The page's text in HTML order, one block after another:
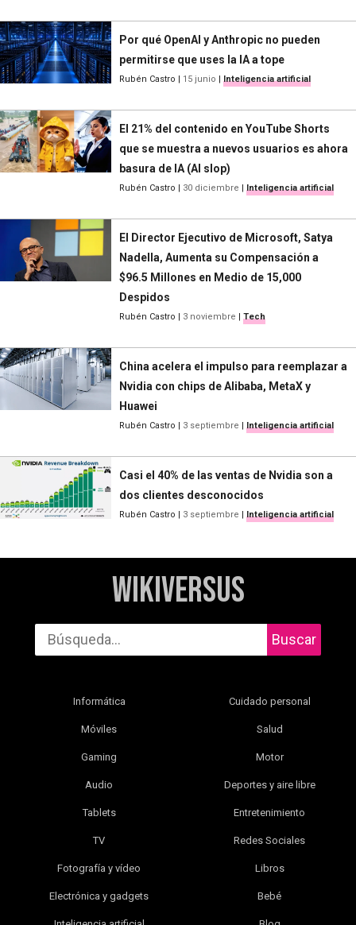
Por qué OpenAI y Anthropic no pueden
permitirse que uses la IA a tope
Rubén Castro | 15 junio | Inteligencia artificial
El 21% del contenido en YouTube Shorts
que se muestra a nuevos usuarios es ahora
basura de IA (AI slop)
Rubén Castro | 30 diciembre | Inteligencia artificial
El Director Ejecutivo de Microsoft, Satya
Nadella, Aumenta su Compensación a
$96.5 Millones en Medio de 15,000
Despidos
Rubén Castro | 3 noviembre | Tech
China acelera el impulso para reemplazar a
Nvidia con chips de Alibaba, MetaX y
Huawei
Rubén Castro | 3 septiembre | Inteligencia artificial
Casi el 40% de las ventas de Nvidia son a
dos clientes desconocidos
Rubén Castro | 3 septiembre | Inteligencia artificial
WikiVersus
Buscar
Informática
Móviles
Gaming
Audio
Tablets
TV
Fotografía y vídeo
Electrónica y gadgets
Cuidado personal
Salud
Motor
Deportes y aire libre
Entretenimiento
Redes Sociales
Libros
Bebé